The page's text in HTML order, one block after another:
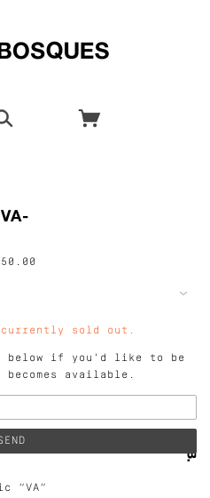
sold out.
if you'd like to be
available.
“VA”